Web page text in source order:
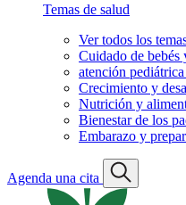
Temas de salud
Ver todos los
Cuidado de bebés
atención
Crecimiento y
Nutrición y
Bienestar de los
Embarazo y
Agenda una cita